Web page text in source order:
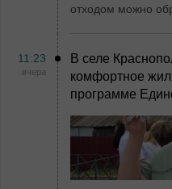
отходом можно
11:23
вчера
В селе
комфортное
программе